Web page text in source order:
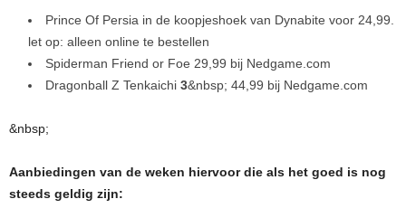
Prince Of Persia in de koopjeshoek van Dynabite voor 24,99.
let op: alleen online te bestellen
Spiderman Friend or Foe 29,99 bij Nedgame.com
Dragonball Z Tenkaichi 3&nbsp; 44,99 bij Nedgame.com
&nbsp;
Aanbiedingen van de weken hiervoor die als het goed is nog
steeds geldig zijn: